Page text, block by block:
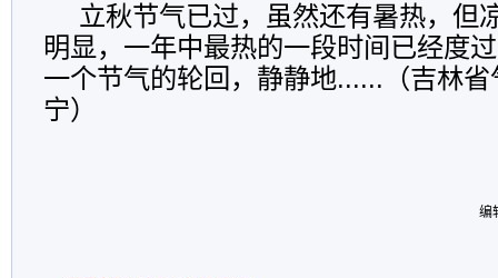
立秋节气已过，虽然还有暑热，但
明显，一年中最热的一段时间已经度
一个节气的轮回，静静地......（吉林
宁）
编